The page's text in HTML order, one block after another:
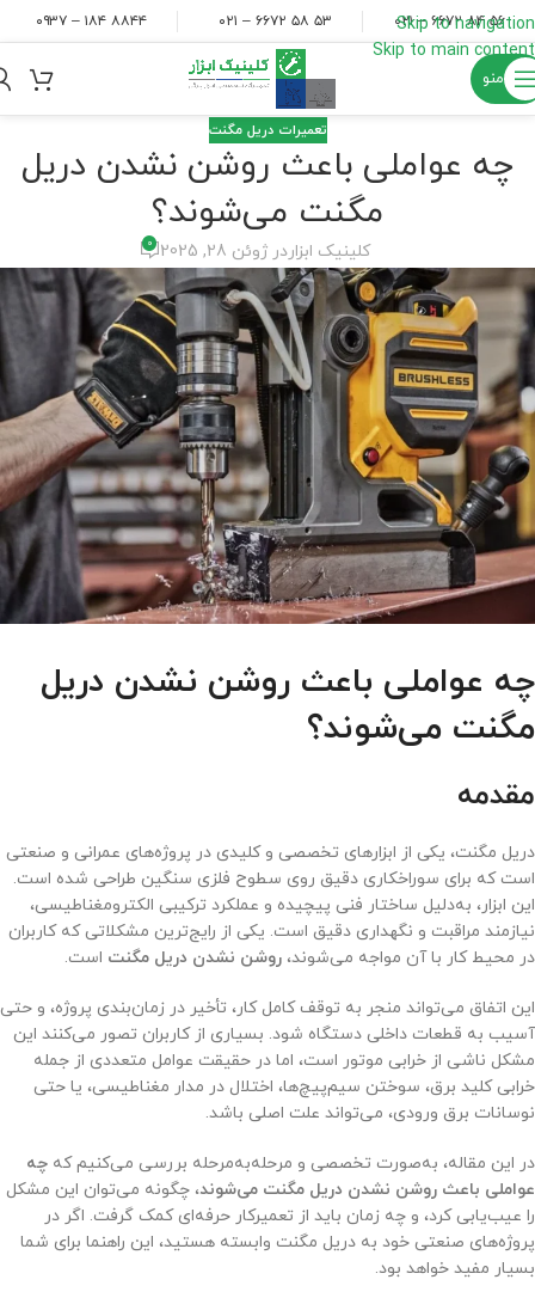
Skip to navigation
Skip to main content
۵۶ ۸۴ ۶۶۷۲ – ۰۲۱ ۵۳ ۵۸ ۶۶۷۲ – ۰۲۱ ۸۸۴۴ ۱۸۴ – ۰۹۳۷
منو
تعمیرات دریل مگنت
چه عواملی باعث روشن نشدن دریل
مگنت می‌شوند؟
کلینیک ابزاردر ژوئن 28, 2025 0
چه عواملی باعث روشن نشدن دریل
مگنت می‌شوند؟
مقدمه
دریل مگنت، یکی از ابزارهای تخصصی و کلیدی در پروژه‌های عمرانی و صنعتی
است که برای سوراخکاری دقیق روی سطوح فلزی سنگین طراحی شده است.
این ابزار، به‌دلیل ساختار فنی پیچیده و عملکرد ترکیبی الکترومغناطیسی،
نیازمند مراقبت و نگهداری دقیق است. یکی از رایج‌ترین مشکلاتی که کاربران
در محیط کار با آن مواجه می‌شوند، روشن نشدن دریل مگنت است.
این اتفاق می‌تواند منجر به توقف کامل کار، تأخیر در زمان‌بندی پروژه، و حتی
آسیب به قطعات داخلی دستگاه شود. بسیاری از کاربران تصور می‌کنند این
مشکل ناشی از خرابی موتور است، اما در حقیقت عوامل متعددی از جمله
خرابی کلید برق، سوختن سیم‌پیچ‌ها، اختلال در مدار مغناطیسی، یا حتی
نوسانات برق ورودی، می‌تواند علت اصلی باشد.
در این مقاله، به‌صورت تخصصی و مرحله‌به‌مرحله بررسی می‌کنیم که چه
عواملی باعث روشن نشدن دریل مگنت می‌شوند، چگونه می‌توان این مشکل
را عیب‌یابی کرد، و چه زمان باید از تعمیرکار حرفه‌ای کمک گرفت. اگر در
پروژه‌های صنعتی خود به دریل مگنت وابسته هستید، این راهنما برای شما
بسیار مفید خواهد بود.